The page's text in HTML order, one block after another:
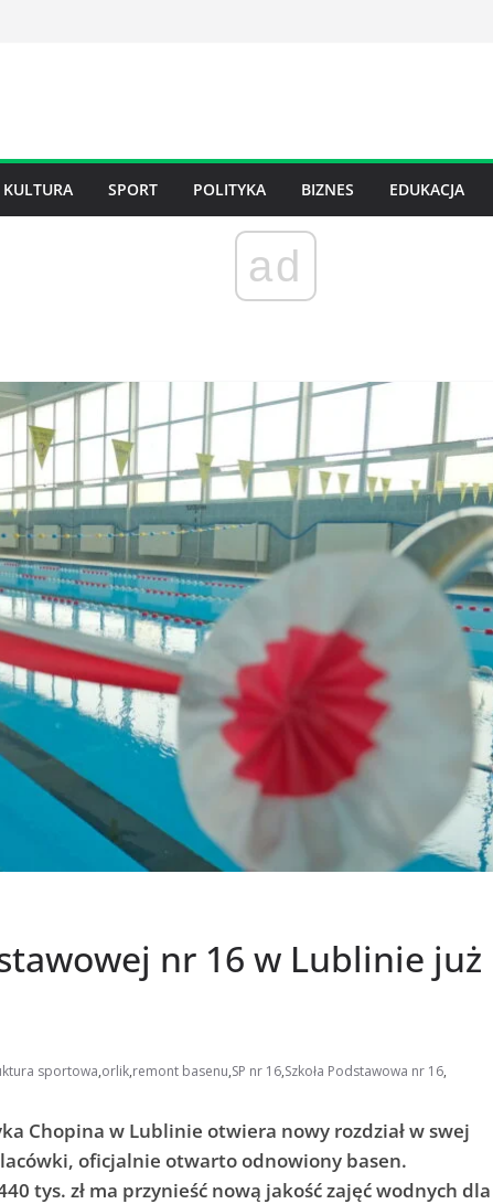
KULTURA SPORT POLITYKA BIZNES EDUKACJA
ad
nr 16 w Lublinie już
sportowa,orlik,remont basenu,SP nr 16,Szkoła Podstawowa nr 16,
Chopina w Lublinie otwiera nowy rozdział w swej
oficjalnie otwarto odnowiony basen.
tys. zł ma przynieść nową jakość zajęć wodnych dla